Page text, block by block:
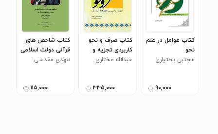
کتاب عوامل در علم
نحو
مجتبی بختیاری
۹۰,۰۰۰ ت
کتاب صرف و نحو
کاربردی تجزیه و
ترکیب سوره های
عبدالله مختاری
۳۳۵,۰۰۰ ت
کتاب شاخص های
قرآنی دولت اسلامی
مبتنی بر منظومه
مهدی مقدسی
۱۱۵,۰۰۰ ت